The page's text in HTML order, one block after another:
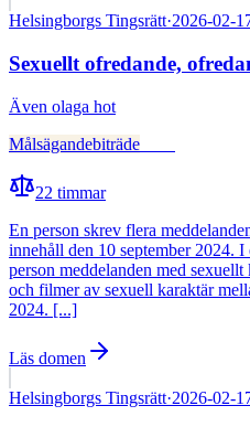
Helsingborgs Tingsrätt·2026-02-
Sexuellt ofredande,
Även olaga hot
Målsägandebiträde
22 timmar
En person skrev flera
innehåll den 10 september 2024.
person meddelanden med
och filmer av sexuell karaktär
2024. [...]
Läs domen
Helsingborgs Tingsrätt·2026-02-